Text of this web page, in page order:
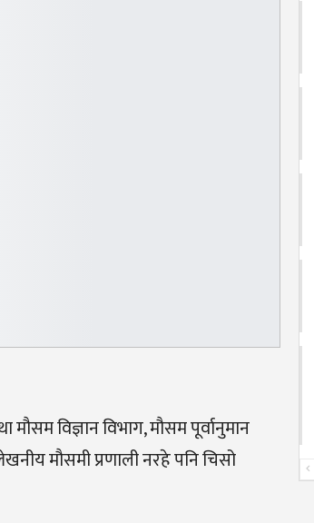
विज्ञान विभाग, मौसम पूर्वानुमान
मौसमी प्रणाली नरहे पनि चिसो